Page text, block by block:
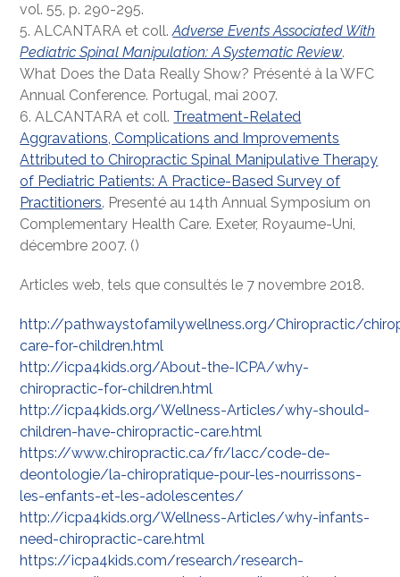
vol. 55, p. 290-295.
5. ALCANTARA et coll.Adverse Events Associated With
Pediatric Spinal Manipulation: A Systematic Review.
What Does the Data Really Show? Présenté à la WFC
Annual Conference. Portugal, mai 2007.
6. ALCANTARA et coll. Treatment-Related
Aggravations, Complications and Improvements
Attributed to Chiropractic Spinal Manipulative Therapy
of Pediatric Patients: A Practice-Based Survey of
Practitioners. Presenté au 14th Annual Symposium on
Complementary Health Care. Exeter, Royaume-Uni,
décembre 2007. ()
Articles web, tels que consultés le 7 novembre 2018.
http://pathwaystofamilywellness.org/Chiropractic/
care-for-children.html
http://icpa4kids.org/About-the-ICPA/why-
chiropractic-for-children.html
http://icpa4kids.org/Wellness-Articles/why-should-
children-have-chiropractic-care.html
https://www.chiropractic.ca/fr/lacc/code-de-
deontologie/la-chiropratique-pour-les-nourrissons-
les-enfants-et-les-adolescentes/
http://icpa4kids.org/Wellness-Articles/why-infants-
need-chiropractic-care.html
https://icpa4kids.com/research/research-